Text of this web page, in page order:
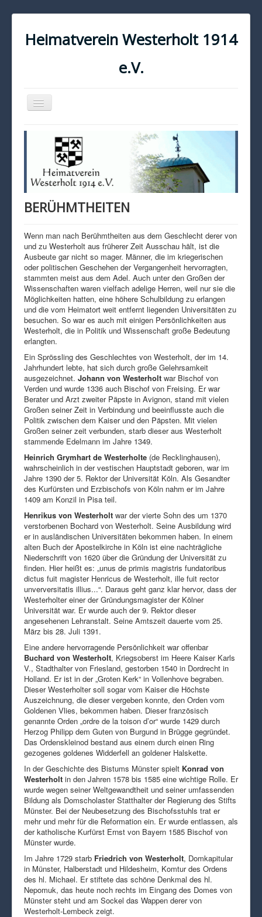
Heimatverein Westerholt 1914
e.V.
Navigation
an/aus
KONTAKT
IMPRESSUM
DATENSCHUTZ
BERÜHMTHEITEN
Wenn man nach Berühmtheiten aus dem Geschlecht derer von
und zu Westerholt aus früherer Zeit Ausschau hält, ist die
Ausbeute gar nicht so mager. Männer, die im kriegerischen
oder politischen Geschehen der Vergangenheit hervorragten,
stammten meist aus dem Adel. Auch unter den Großen der
Wissenschaften waren vielfach adelige Herren, weil nur sie die
Möglichkeiten hatten, eine höhere Schulbildung zu erlangen
und die vom Heimatort weit entfernt liegenden Universitäten zu
besuchen. So war es auch mit einigen Persönlichkeiten aus
Westerholt, die in Politik und Wissenschaft große Bedeutung
erlangten.
Ein Sprössling des Geschlechtes von Westerholt, der im 14.
Jahrhundert lebte, hat sich durch große Gelehrsamkeit
ausgezeichnet. Johann von Westerholt war Bischof von
Verden und wurde 1336 auch Bischof von Freising. Er war
Berater und Arzt zweiter Päpste in Avignon, stand mit vielen
Großen seiner Zeit in Verbindung und beeinflusste auch die
Politik zwischen dem Kaiser und den Päpsten. Mit vielen
Großen seiner zeit verbunden, starb dieser aus Westerholt
stammende Edelmann im Jahre 1349.
Heinrich Grymhart de Westerholte (de Recklinghausen),
wahrscheinlich in der vestischen Hauptstadt geboren, war im
Jahre 1390 der 5. Rektor der Universität Köln. Als Gesandter
des Kurfürsten und Erzbischofs von Köln nahm er im Jahre
1409 am Konzil in Pisa teil.
Henrikus von Westerholt war der vierte Sohn des um 1370
verstorbenen Bochard von Westerholt. Seine Ausbildung wird
er in ausländischen Universitäten bekommen haben. In einem
alten Buch der Apostelkirche in Köln ist eine nachträgliche
Niederschrift von 1620 über die Gründung der Universität zu
finden. Hier heißt es: „unus de primis magistris fundatoribus
dictus fuit magister Henricus de Westerholt, ille fuit rector
unverversitatis illius...“. Daraus geht ganz klar hervor, dass der
Westerholter einer der Gründungsmagister der Kölner
Universität war. Er wurde auch der 9. Rektor dieser
angesehenen Lehranstalt. Seine Amtszeit dauerte vom 25.
März bis 28. Juli 1391.
Eine andere hervorragende Persönlichkeit war offenbar
Buchard von Westerholt, Kriegsoberst im Heere Kaiser Karls
V., Stadthalter von Friesland, gestorben 1540 in Dordrecht in
Holland. Er ist in der „Groten Kerk“ in Vollenhove begraben.
Dieser Westerholter soll sogar vom Kaiser die Höchste
Auszeichnung, die dieser vergeben konnte, den Orden vom
Goldenen Vlies, bekommen haben. Dieser französisch
genannte Orden „ordre de la toison d’or“ wurde 1429 durch
Herzog Philipp dem Guten von Burgund in Brügge gegründet.
Das Ordenskleinod bestand aus einem durch einen Ring
gezogenes goldenes Widderfell an goldener Halskette.
In der Geschichte des Bistums Münster spielt Konrad von
Westerholt in den Jahren 1578 bis 1585 eine wichtige Rolle. Er
wurde wegen seiner Weltgewandtheit und seiner umfassenden
Bildung als Domscholaster Statthalter der Regierung des Stifts
Münster. Bei der Neubesetzung des Bischofsstuhls trat er
mehr und mehr für die Reformation ein. Er wurde entlassen, als
der katholische Kurfürst Ernst von Bayern 1585 Bischof von
Münster wurde.
Im Jahre 1729 starb Friedrich von Westerholt, Domkapitular
in Münster, Halberstadt und Hildesheim, Komtur des Ordens
des hl. Michael. Er stiftete das schöne Denkmal des hl.
Nepomuk, das heute noch rechts im Eingang des Domes von
Münster steht und am Sockel das Wappen derer von
Westerholt-Lembeck zeigt.